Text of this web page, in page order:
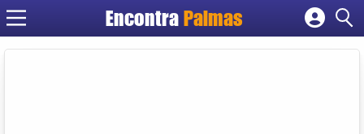
Encontra Palmas
Cadastrar empresa